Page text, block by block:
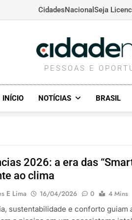
CidadesNacional Seja
PESSOAS E
INÍCIO NOTÍCIAS BRASIL
2026: a era das
ao clima
E Lima 16/04/2026 0
4 Mins
sustentabilidade e conforto guiam